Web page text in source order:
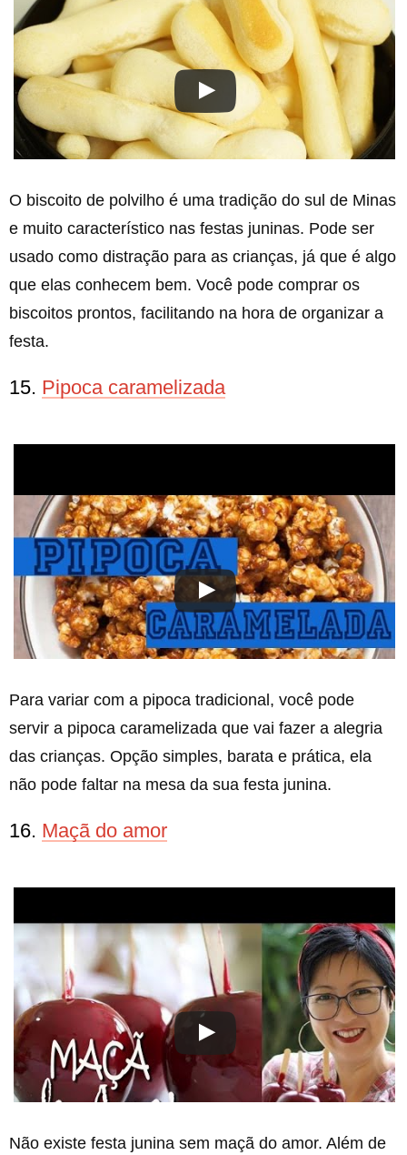
O biscoito de polvilho é uma tradição do sul de Minas
e muito característico nas festas juninas. Pode ser
usado como distração para as crianças, já que é algo
que elas conhecem bem. Você pode comprar os
biscoitos prontos, facilitando na hora de organizar a
festa.
15. Pipoca caramelizada
Para variar com a pipoca tradicional, você pode
servir a pipoca caramelizada que vai fazer a alegria
das crianças. Opção simples, barata e prática, ela
não pode faltar na mesa da sua festa junina.
16. Maçã do amor
Não existe festa junina sem maçã do amor. Além de